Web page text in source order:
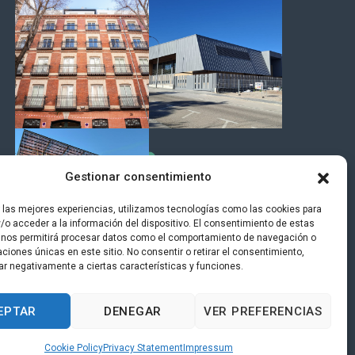
Gestionar consentimiento
las mejores experiencias, utilizamos tecnologías como las cookies para
o acceder a la información del dispositivo. El consentimiento de estas
permitirá procesar datos como el comportamiento de navegación o
únicas en este sitio. No consentir o retirar el consentimiento,
negativamente a ciertas características y funciones.
DENEGAR VER PREFERENCIAS
Cookie PolicyPrivacy StatementImpressum